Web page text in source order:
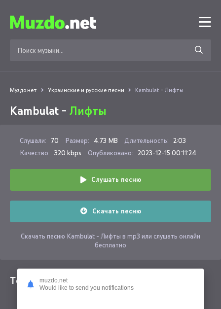
Муздо.нет Украинские и русские песни Kambulat - Лифты
Kambulat - Лифты
Слушали: 70 Размер: 4.73 MB Длительность: 2:03
Качество: 320 kbps Опубликовано: 2023-12-15 00:11:24
Слушать песню
Скачать песню
Скачать песню Kambulat - Лифты в mp3 или слушать онлайн
бесплатно
Текст песни
muzdo.net
Would like to send you notifications